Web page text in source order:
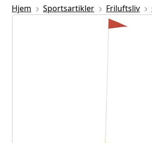
Hjem Sportsartikler Friluftsliv